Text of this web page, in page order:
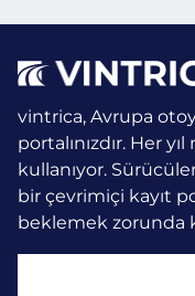
vintrica, Avrupa
portalınızdır. Her
kullanıyor.
bir çevrimiçi kayıt
beklemek zorunda